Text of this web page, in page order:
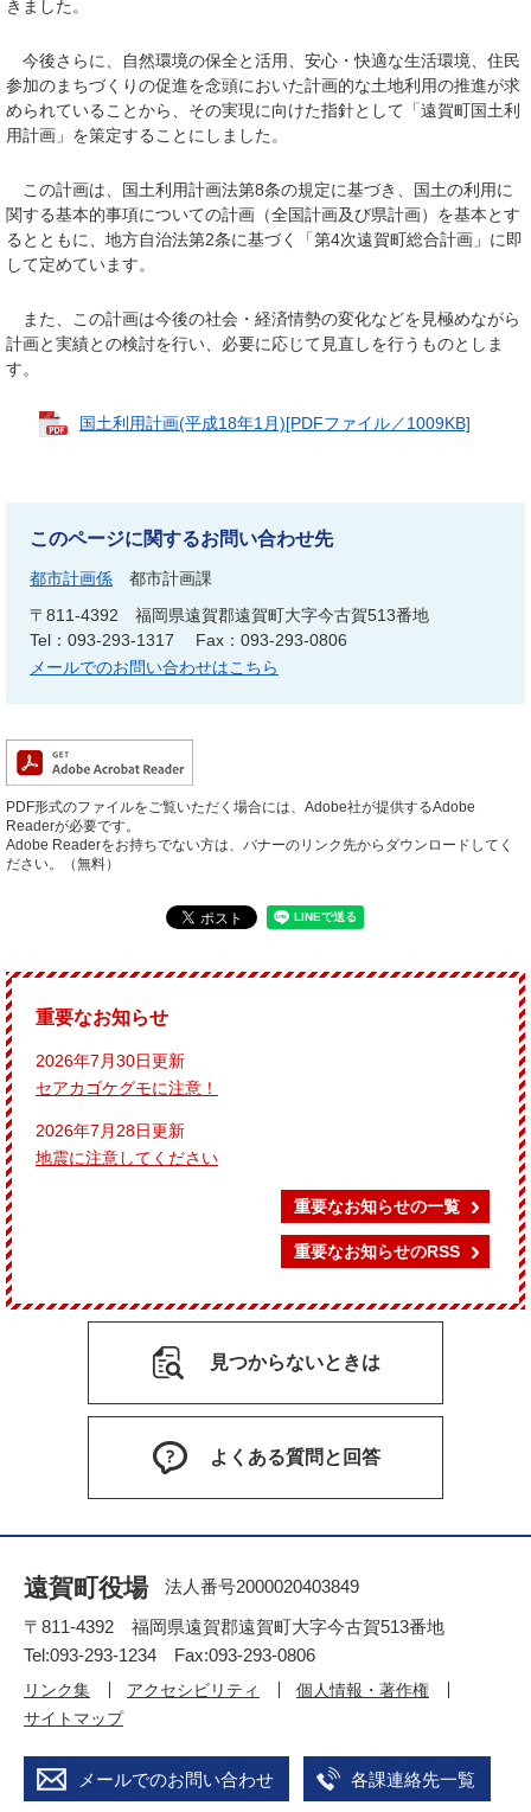
きました。
今後さらに、自然環境の保全と活用、安心・快適な生活環境、住民
参加のまちづくりの促進を念頭においた計画的な土地利用の推進が求
められていることから、その実現に向けた指針として「遠賀町国土利
用計画」を策定することにしました。
この計画は、国土利用計画法第8条の規定に基づき、国土の利用に
関する基本的事項についての計画（全国計画及び県計画）を基本とす
るとともに、地方自治法第2条に基づく「第4次遠賀町総合計画」に即
して定めています。
また、この計画は今後の社会・経済情勢の変化などを見極めながら
計画と実績との検討を行い、必要に応じて見直しを行うものとしま
す。
国土利用計画(平成18年1月)[PDFファイル／1009KB]
このページに関するお問い合わせ先
都市計画係
都市計画課
〒811-4392
福岡県遠賀郡遠賀町大字今古賀513番地
Tel：093-293-1317
Fax：093-293-0806
メールでのお問い合わせはこちら
PDF形式のファイルをご覧いただく場合には、Adobe社が提供するAdobe
Readerが必要です。
Adobe Readerをお持ちでない方は、バナーのリンク先からダウンロードしてく
ださい。（無料）
重要なお知らせ
2026年7月30日更新
セアカゴケグモに注意！
2026年7月28日更新
地震に注意してください
重要なお知らせの一覧
重要なお知らせのRSS
見つからないときは
よくある質問と回答
遠賀町役場
法人番号2000020403849
〒811-4392 福岡県遠賀郡遠賀町大字今古賀513番地
Tel:093-293-1234 Fax:093-293-0806
リンク集 アクセシビリティ
個人情報・著作権
サイトマップ
メールでのお問い合わせ 各課連絡先一覧